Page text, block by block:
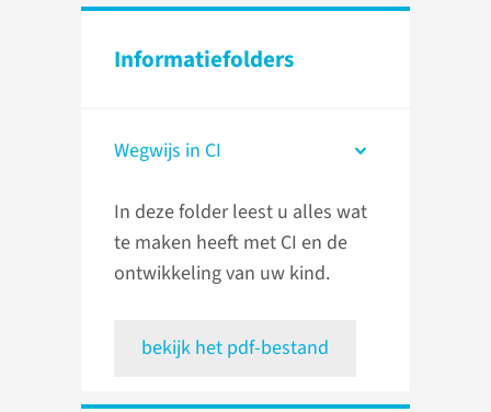
Informatie­folders
Wegwijs in CI
In deze folder leest u alles wat
te maken heeft met CI en de
ontwikkeling van uw kind.
bekijk het pdf-bestand